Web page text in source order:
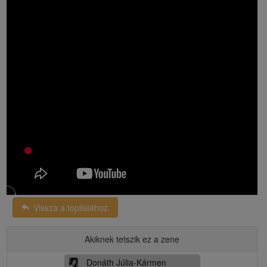
reply Vissza a toplistához.
Akiknek tetszik ez a zene
Donáth Júlia-Kármen